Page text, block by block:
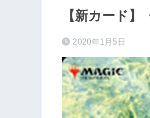
【新カード
2020年1月5日